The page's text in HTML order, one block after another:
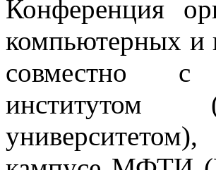
Конференция
компьютерных
совместно с
институтом